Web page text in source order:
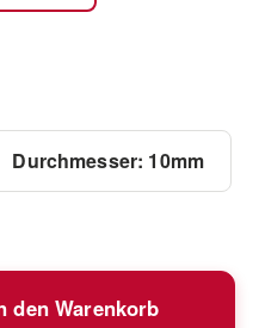
Durchmesser: 10mm
gewünschten
den Warenkorb